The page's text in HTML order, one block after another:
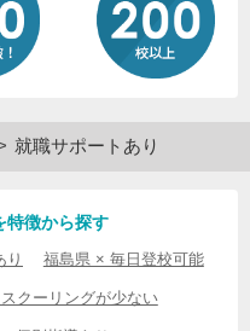
就職サポートあり
特徴から探す
り 福島県 × 毎日登校可能
クーリングが少ない